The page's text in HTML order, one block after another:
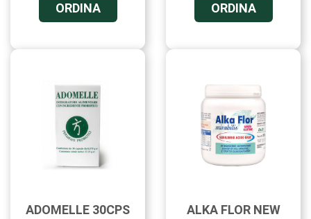
ORDINA
60ML AL
ORDINA
GOCCE
ADOMELLE 30CPS
ALKA FLOR NEW